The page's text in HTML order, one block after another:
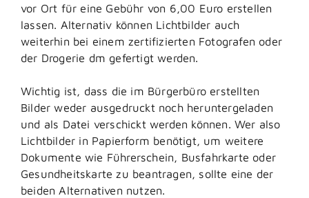
vor Ort für eine Gebühr von 6,00 Euro erstellen
lassen. Alternativ können Lichtbilder auch
weiterhin bei einem zertifizierten Fotografen oder
der Drogerie dm gefertigt werden.
Wichtig ist, dass die im Bürgerbüro erstellten
Bilder weder ausgedruckt noch heruntergeladen
und als Datei verschickt werden können. Wer also
Lichtbilder in Papierform benötigt, um weitere
Dokumente wie Führerschein, Busfahrkarte oder
Gesundheitskarte zu beantragen, sollte eine der
beiden Alternativen nutzen.